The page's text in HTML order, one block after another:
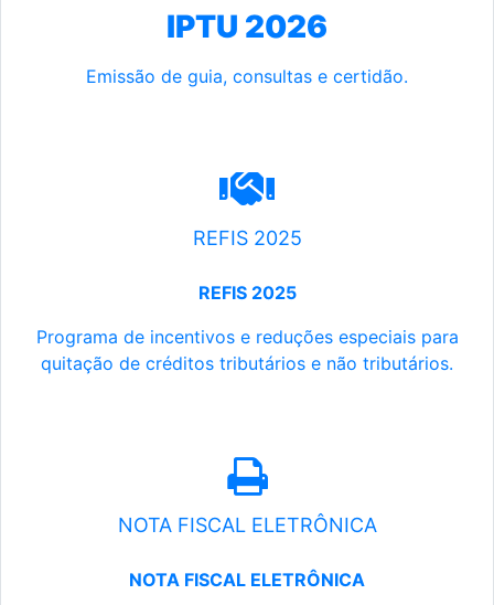
IPTU 2026
Emissão de guia, consultas e certidão.
REFIS 2025
REFIS 2025
Programa de incentivos e reduções especiais para
quitação de créditos tributários e não tributários.
NOTA FISCAL ELETRÔNICA
NOTA FISCAL ELETRÔNICA